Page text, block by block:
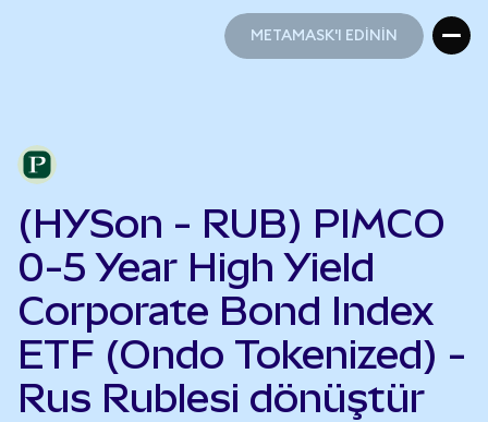
METAMASK'I EDİNİN
(HYSon - RUB) PIMCO
0-5 Year High Yield
Corporate Bond Index
ETF (Ondo Tokenized) -
Rus Rublesi dönüştür